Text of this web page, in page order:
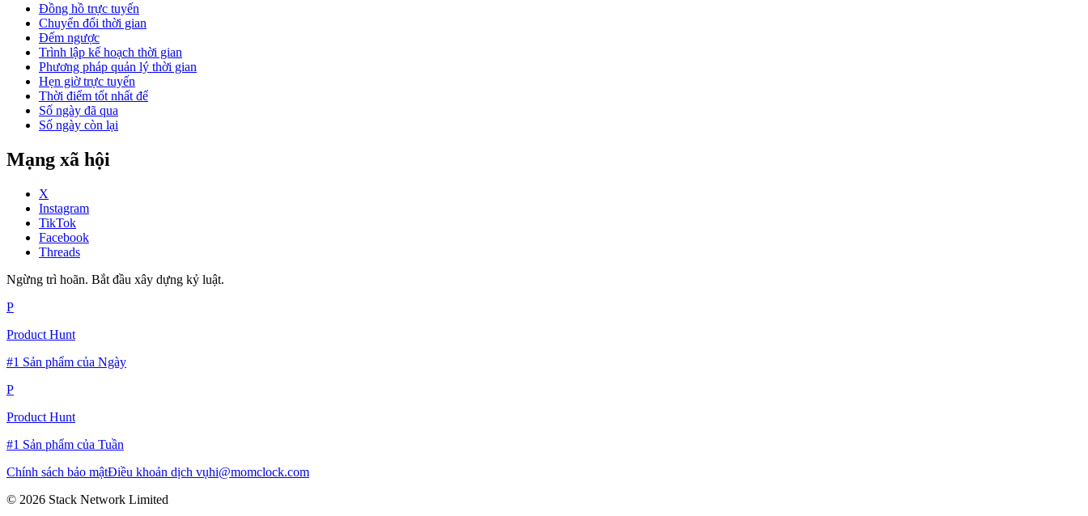
Đồng hồ trực tuyến
Chuyển đổi thời gian
Đếm ngược
Trình lập kế hoạch thời gian
Phương pháp quản lý thời gian
Hẹn giờ trực tuyến
Thời điểm tốt nhất để
Số ngày đã qua
Số ngày còn lại
Mạng xã hội
X
Instagram
TikTok
Facebook
Threads
Ngừng trì hoãn. Bắt đầu xây dựng kỷ luật.
P
Product Hunt
#1 Sản phẩm của Ngày
P
Product Hunt
#1 Sản phẩm của Tuần
Chính sách bảo mậtĐiều khoản dịch vụhi@momclock.com
© 2026 Stack Network Limited